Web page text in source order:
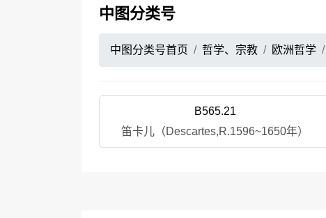
中图分类号
中图分类号首页 哲学、宗教 欧洲哲学
B565.21
笛卡儿（Descartes,R.1596~1650年）